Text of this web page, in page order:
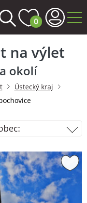
0
na výlet
okolí
Ústecký kraj